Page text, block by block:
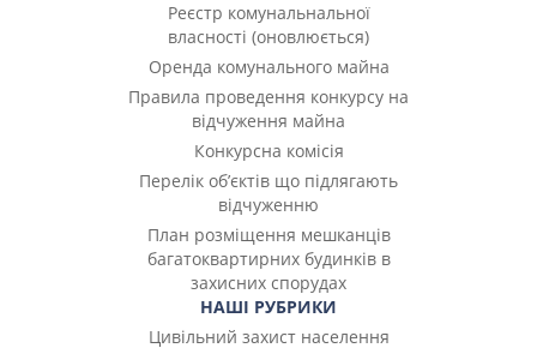
Реєстр комунальнальної
власності (оновлюється)
Оренда комунального майна
Правила проведення конкурсу на
відчуження майна
Конкурсна комісія
Перелік об’єктів що підлягають
відчуженню
План розміщення мешканців
багатоквартирних будинків в
захисних спорудах
НАШІ РУБРИКИ
Цивільний захист населення